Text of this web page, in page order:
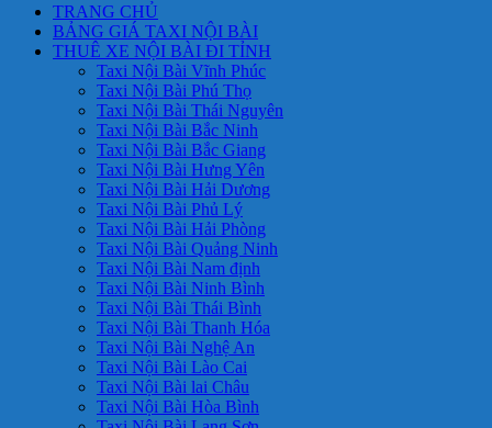
TRANG CHỦ
BẢNG GIÁ TAXI NỘI BÀI
THUÊ XE NỘI BÀI ĐI TỈNH
Taxi Nội Bài Vĩnh Phúc
Taxi Nội Bài Phú Thọ
Taxi Nội Bài Thái Nguyên
Taxi Nội Bài Bắc Ninh
Taxi Nội Bài Bắc Giang
Taxi Nội Bài Hưng Yên
Taxi Nội Bài Hải Dương
Taxi Nội Bài Phủ Lý
Taxi Nội Bài Hải Phòng
Taxi Nội Bài Quảng Ninh
Taxi Nội Bài Nam định
Taxi Nội Bài Ninh Bình
Taxi Nội Bài Thái Bình
Taxi Nội Bài Thanh Hóa
Taxi Nội Bài Nghệ An
Taxi Nội Bài Lào Cai
Taxi Nội Bài lai Châu
Taxi Nội Bài Hòa Bình